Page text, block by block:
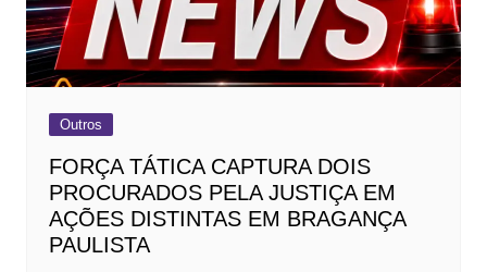
Outros
FORÇA TÁTICA CAPTURA DOIS
PROCURADOS PELA JUSTIÇA EM
AÇÕES DISTINTAS EM BRAGANÇA
PAULISTA